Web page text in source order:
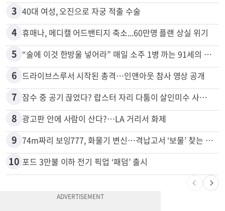
3 40대 여성, 오진으로 자궁 적출 수술
4 휴매나, 메디캘 어드밴티지 축소...60만명 플랜 상실 위기
5 “술에 이것 한방울 넣어라” 매일 소주 1병 까는 91세의 철칙
6 드라이브스루서 시작된 총격…인앤아웃 참사 영상 공개
7 잠수 중 공기 끊었다? 랍스터 자리 다툼이 살인미수 사건으로
8 광고판 안에 사람이 산다?…LA 거리서 화제
9 74m짜리 보잉777, 화물기 변신…격납고서 ‘보물’ 찾는 인천공항
10 포드 3만불 이하 전기 픽업 ‘패덤’ 출시